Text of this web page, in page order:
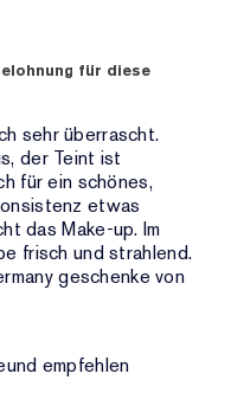
für diese
sehr überrascht.
der Teint ist
für ein schönes,
etwas
das Make-up. Im
frisch und strahlend.
geschenke von
empfehlen